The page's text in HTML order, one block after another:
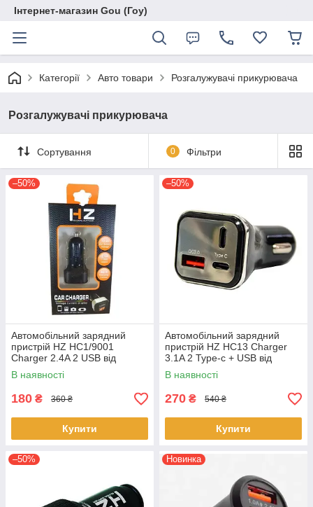
Інтернет-магазин Gou (Гоу)
Категорії Авто товари Розгалужувачі прикурювача
Розгалужувачі прикурювача
Сортування 0 Фільтри
–50%
Автомобільний зарядний
пристрій HZ HC1/9001
Charger 2.4A 2 USB від
прикурювача з вольтметром
В наявності
180 ₴ 360 ₴
Купити
–50%
Автомобільний зарядний
пристрій HZ HC13 Charger
3.1A 2 Type-c + USB від
прикурювача з індикатором
Чорний
В наявності
270 ₴ 540 ₴
Купити
–50% Новинка